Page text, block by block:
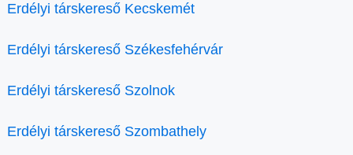
Erdélyi társkereső Kecskemét
Erdélyi társkereső Székesfehérvár
Erdélyi társkereső Szolnok
Erdélyi társkereső Szombathely